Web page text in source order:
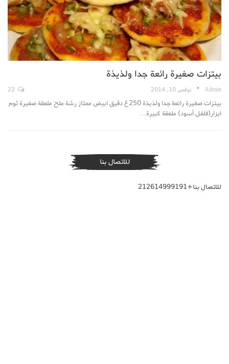
بيتزات صغيرة رائعة جدا ولذيذة
Admin نوفمبر 10, 2014
بيتزات صغيرة رائعة جدا ولذيذة 250غ دقيق ابيض ممتاز رشة ملح ملعقة صغيرة ثوم
ابزار(فلفل أسود) ملعقة كبيرة…
للاتصال بنا
للاتصال بنا+212614999191